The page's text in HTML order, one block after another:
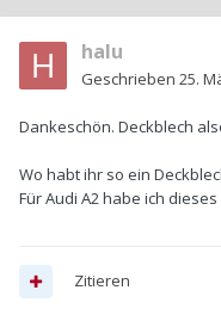
halu
Geschrieben 25.
Dankeschön. Deckblech
Wo habt ihr so ein
Für Audi A2 habe ich
Zitieren